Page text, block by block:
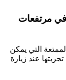
في مرتفعات
التي يمكن
عند زيارة